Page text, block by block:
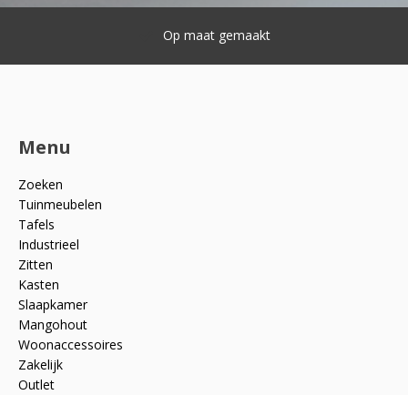
Op maat gemaakt
Menu
Zoeken
Tuinmeubelen
Tafels
Industrieel
Zitten
Kasten
Slaapkamer
Mangohout
Woonaccessoires
Zakelijk
Outlet